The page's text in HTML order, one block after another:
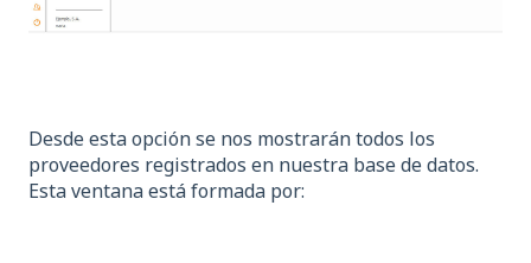
Desde esta opción se nos mostrarán todos los
proveedores registrados en nuestra base de datos.
Esta ventana está formada por: